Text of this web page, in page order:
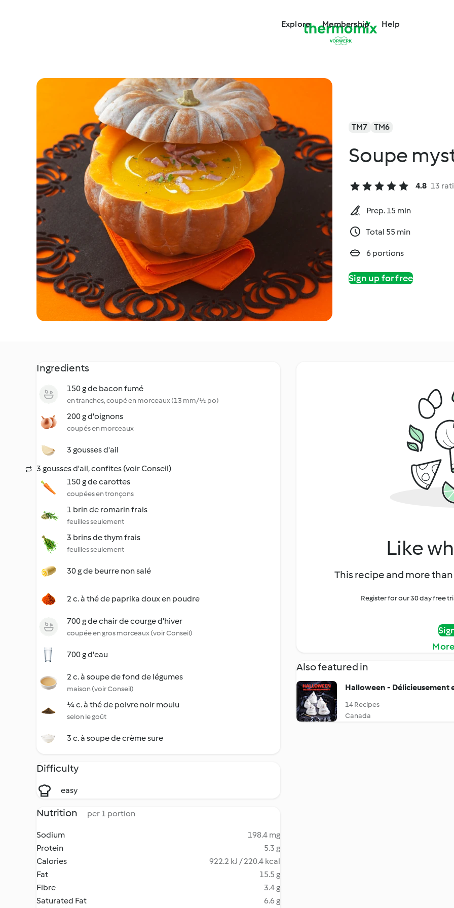
Explore Membership Help
TM7 TM6
Soupe
4.8 13
Prep. 15 min
Total 55 min
6 portions
Sign up for free
Ingredients
150 g de bacon fumé
en tranches, coupé en morceaux (13 mm/½ po)
200 g d'oignons
coupés en morceaux
3 gousses d'ail
3 gousses d'ail, confites (voir Conseil)
150 g de carottes
coupées en tronçons
1 brin de romarin frais
feuilles seulement
3 brins de thym frais
feuilles seulement
30 g de beurre non salé
2 c. à thé de paprika doux en poudre
700 g de chair de courge d'hiver
coupée en gros morceaux (voir Conseil)
700 g d'eau
2 c. à soupe de fond de légumes
maison (voir Conseil)
¼ c. à thé de poivre noir moulu
selon le goût
3 c. à soupe de crème sure
Difficulty
easy
Nutrition per 1 portion
Sodium
198.4 mg
Protein
5.3 g
Calories
922.2 kJ / 220.4 kcal
Fat
15.5 g
Fibre
3.4 g
Saturated Fat
6.6 g
Like
This recipe and more
Register for our 30 day free
Also featured in
Halloween - Délicieusement
14 Recipes
Canada